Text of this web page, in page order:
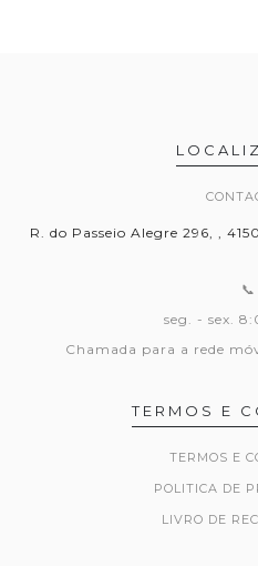
R. do Passeio Alegre 296, ,
📞
seg. - sex.
Chamada para a rede
TERMOS E
TERMOS E
POLITICA DE
LIVRO DE